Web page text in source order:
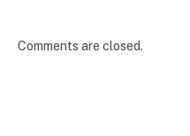
Comments are closed.